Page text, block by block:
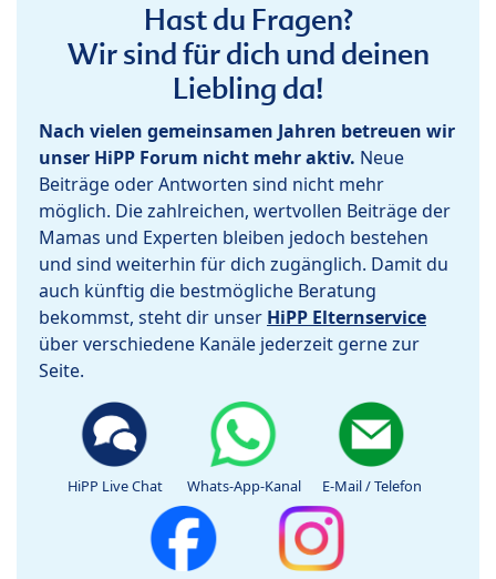
Hast du Fragen?
Wir sind für dich und deinen
Liebling da!
Nach vielen gemeinsamen Jahren betreuen wir
unser HiPP Forum nicht mehr aktiv. Neue
Beiträge oder Antworten sind nicht mehr
möglich. Die zahlreichen, wertvollen Beiträge der
Mamas und Experten bleiben jedoch bestehen
und sind weiterhin für dich zugänglich. Damit du
auch künftig die bestmögliche Beratung
bekommst, steht dir unser HiPP Elternservice
über verschiedene Kanäle jederzeit gerne zur
Seite.
HiPP Live Chat Whats-App-Kanal E-Mail / Telefon